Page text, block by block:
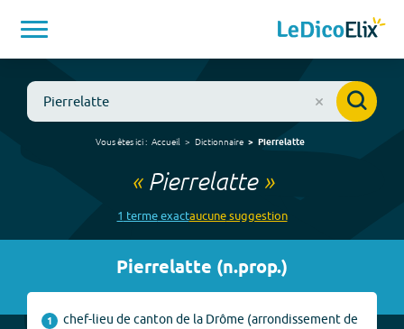
Vous êtes ici : Accueil Dictionnaire Pierrelatte
« Pierrelatte»
1 termeexactaucunesuggestion
Pierrelatte (n.prop.)
1
chef-lieu de canton de la Drôme (arrondissement de